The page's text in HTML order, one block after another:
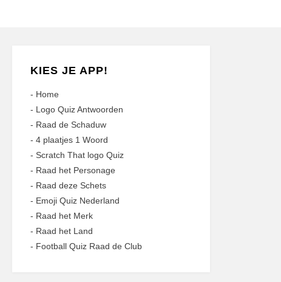
KIES JE APP!
- Home
- Logo Quiz Antwoorden
- Raad de Schaduw
- 4 plaatjes 1 Woord
- Scratch That logo Quiz
- Raad het Personage
- Raad deze Schets
- Emoji Quiz Nederland
- Raad het Merk
- Raad het Land
- Football Quiz Raad de Club